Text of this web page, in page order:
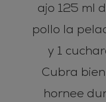
ajo 125 ml
pollo la
y 1
Cubra
hornee